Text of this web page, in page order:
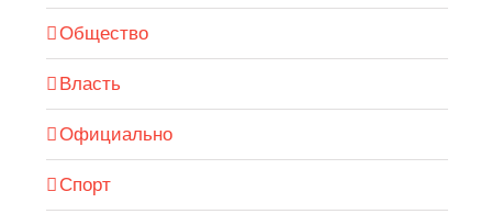
Общество
Власть
Официально
Спорт